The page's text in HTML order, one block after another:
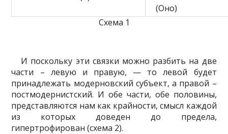
(Оно)
Схема 1
И поскольку эти связки можно разбить на две
части – левую и правую, — то левой будет
принадлежать модерновский субъект, а правой –
постмодернистский. И обе части, обе половины,
представляются нам как крайности, смысл каждой
из которых доведен до предела,
гипертрофирован (схема 2).